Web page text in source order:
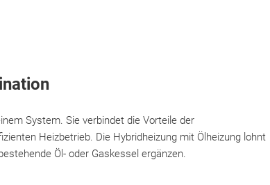
System. Sie verbindet die Vorteile der
Heizbetrieb. Die Hybridheizung mit Ölheizung lohnt
Öl- oder Gaskessel ergänzen.